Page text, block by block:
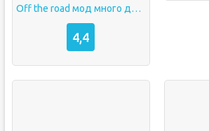
Off the road мод много денег на андроид
4,4